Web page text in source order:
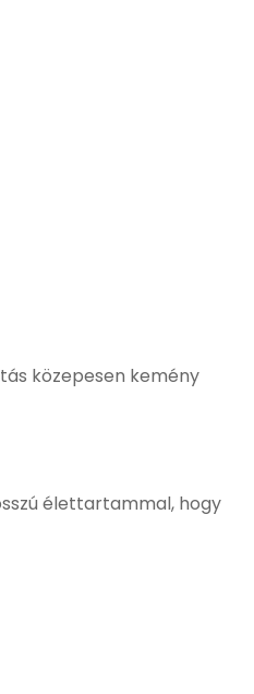
közepesen kemény
élettartammal, hogy